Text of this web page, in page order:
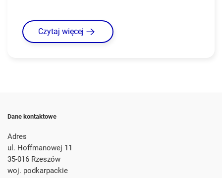
Czytaj więcej
Dane kontaktowe
Adres
ul. Hoffmanowej 11
35-016 Rzeszów
woj. podkarpackie